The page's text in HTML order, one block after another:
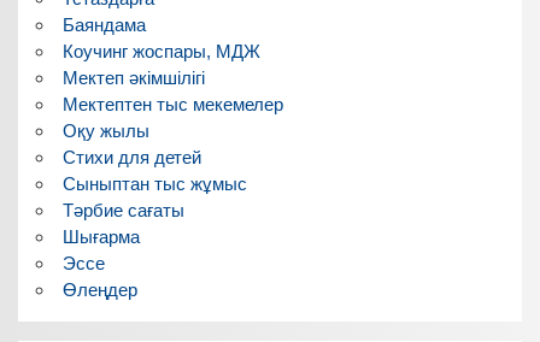
Баяндама
Коучинг жоспары, МДЖ
Мектеп әкімшілігі
Мектептен тыс мекемелер
Оқу жылы
Стихи для детей
Сыныптан тыс жұмыс
Тәрбие сағаты
Шығарма
Эссе
Өлеңдер